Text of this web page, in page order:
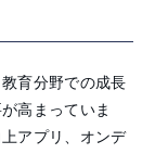
育分野での成長
高まっていま
アプリ、オンデ